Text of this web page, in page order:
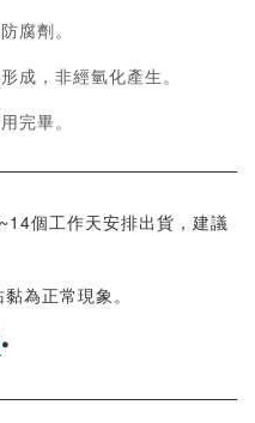
腐劑。
成，非經氫化產生。
完畢。
個工作天安排出貨 ，建議
為正常現象。
•